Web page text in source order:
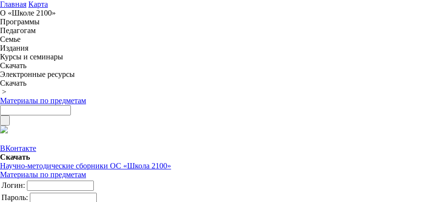
Главная Карта
О «Школе 2100»
Программы
Педагогам
Семье
Издания
Курсы и семинары
Скачать
Электронные ресурсы
Скачать
>
Материалы по предметам
ВКонтакте
Скачать
Научно-методические сборники ОС «Школа 2100»
Материалы по предметам
Логин:
Пароль: